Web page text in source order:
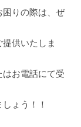
困りの際は、ぜ
供いたしま
お電話にて受
ょう！！